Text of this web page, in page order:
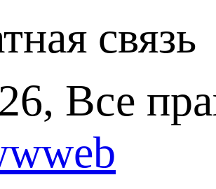
связь
Все